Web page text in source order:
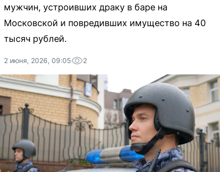
мужчин, устроивших драку в баре на
Московской и повредивших имущество на 40
тысяч рублей.
2 июня, 2026, 09:05 2